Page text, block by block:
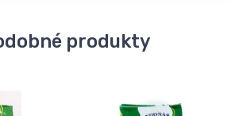
produkty